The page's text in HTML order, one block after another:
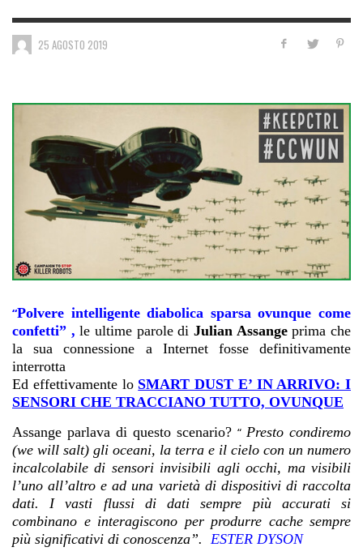
25 AGOSTO 2019
“Polvere intelligente diabolica sparsa ovunque come
confetti” , le ultime parole diJulian Assangeprima che
la sua connessione a Internet fosse definitivamente
interrotta
Ed effettivamente lo SMART DUST E’ IN ARRIVO: I
SENSORI CHE TRACCIANO TUTTO, OVUNQUE
Assange parlava di questo scenario? “ Presto condiremo
(we will salt) gli oceani, la terra e il cielo con un numero
incalcolabile di sensori invisibili agli occhi, ma visibili
l’uno all’altro e ad una varietà di dispositivi di raccolta
dati. I vasti flussi di dati sempre più accurati si
combinano e interagiscono per produrre cache sempre
più significativi di conoscenza”. ESTER DYSON